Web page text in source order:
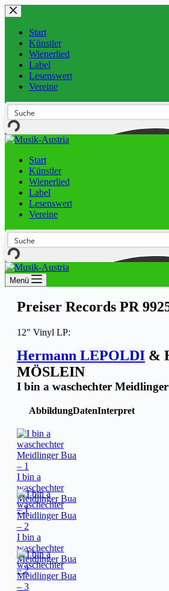
Start
Künstler
Wienerlied
Label
Lesenswert
Vereine
Start
Künstler
Wienerlied
Label
Lesenswert
Vereine
Menü
Preiser Records PR
12″ Vinyl LP:
Hermann LEPOLDI &
MÖSLEIN
I bin a waschechter
AbbildungDatenInterpret
I bin a
waschechter
Meidlinger Bua
– 1
I bin a
waschechter
Meidlinger Bua
– 2